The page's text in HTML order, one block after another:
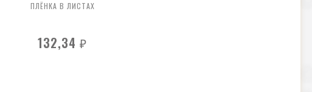
ПЛЁНКА В ЛИСТАХ
132,34 ₽